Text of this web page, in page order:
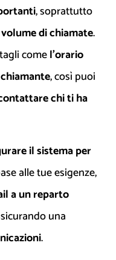
, soprattutto
di chiamate.
comel’orario
, così puoi
chi ti ha
il sistema per
alle tue esigenze,
a un reparto
una
.